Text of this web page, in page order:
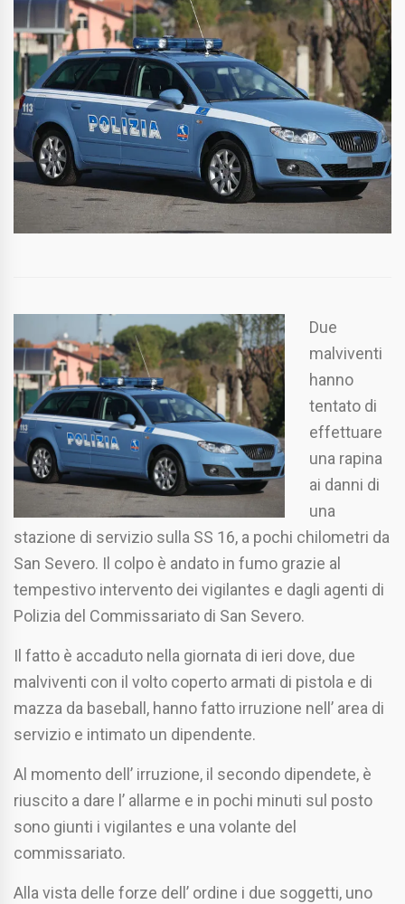
Due
malviventi
hanno
tentato di
effettuare
una rapina
ai danni di
una
stazione di servizio sulla SS 16, a pochi chilometri da
San Severo. Il colpo è andato in fumo grazie al
tempestivo intervento dei vigilantes e dagli agenti di
Polizia del Commissariato di San Severo.
Il fatto è accaduto nella giornata di ieri dove, due
malviventi con il volto coperto armati di pistola e di
mazza da baseball, hanno fatto irruzione nell’ area di
servizio e intimato un dipendente.
Al momento dell’ irruzione, il secondo dipendete, è
riuscito a dare l’ allarme e in pochi minuti sul posto
sono giunti i vigilantes e una volante del
commissariato.
Alla vista delle forze dell’ ordine i due soggetti, uno